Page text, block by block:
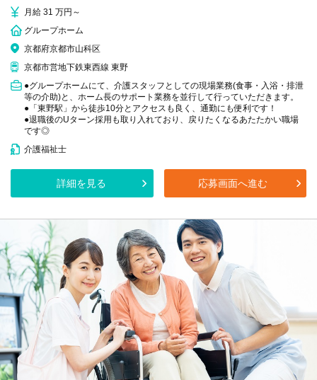
月給 31 万円～
グループホーム
京都府京都市山科区
京都市営地下鉄東西線 東野
●グループホームにて、介護スタッフとしての現場業務(食事・入浴・排泄
等の介助)と、ホーム長のサポート業務を並行して行っていただきます。
●「東野駅」から徒歩10分とアクセスも良く、通勤にも便利です！
●退職後のUターン採用も取り入れており、戻りたくなるあたたかい職場
です◎
介護福祉士
詳細を見る 応募画面へ進む